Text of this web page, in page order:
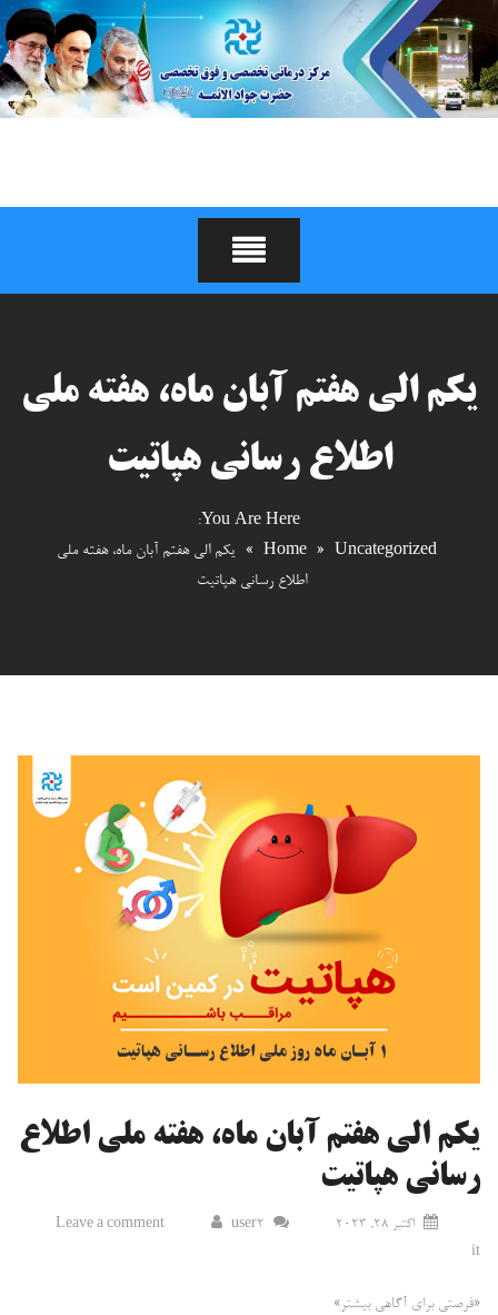
content
درمانگاه و مرکز جراحی
محدود جوادالائمه (علیه
السلام)
یکم الی هفتم آبان ماه، هفته ملی
اطلاع رسانی هپاتیت
You Are Here:
Home » Uncategorized
»
یکم الی هفتم آبان ماه، هفته ملی
اطلاع رسانی هپاتیت
یکم الی هفتم آبان ماه، هفته ملی اطلاع
رسانی هپاتیت
اکتبر 28, 2023 Leave a comment
user2
it
«فرصتی برای آگاهی بیشتر»